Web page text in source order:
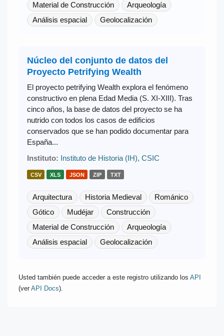
Material de Construcción
Arqueología
Análisis espacial
Geolocalización
Núcleo del conjunto de datos del
Proyecto Petrifying Wealth
El proyecto petrifying Wealth explora el fenómeno
constructivo en plena Edad Media (S. XI-XIII). Tras
cinco años, la base de datos del proyecto se ha
nutrido con todos los casos de edificios
conservados que se han podido documentar para
España...
Instituto: Instituto de Historia (IH), CSIC
CSV XLS JSON ZIP TXT
Arquitectura Historia Medieval
Románico
Gótico
Mudéjar
Construcción
Material de Construcción
Arqueología
Análisis espacial
Geolocalización
Usted también puede acceder a este registro utilizando los API
(ver API Docs).